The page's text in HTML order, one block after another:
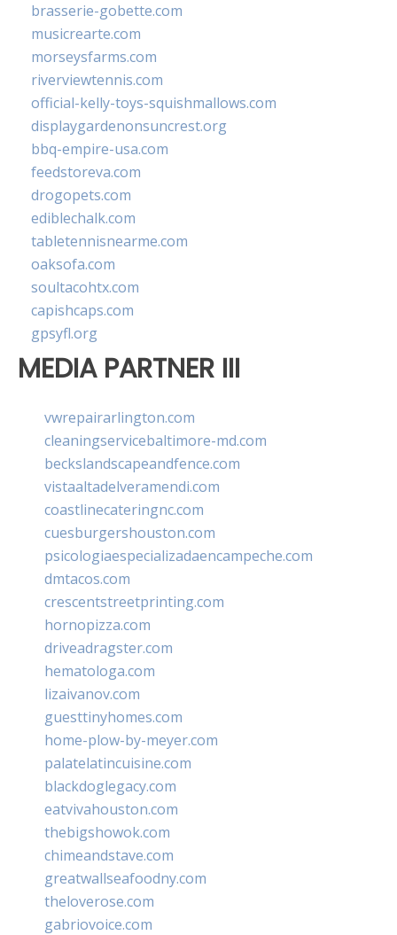
brasserie-gobette.com
musicrearte.com
morseysfarms.com
riverviewtennis.com
official-kelly-toys-squishmallows.com
displaygardenonsuncrest.org
bbq-empire-usa.com
feedstoreva.com
drogopets.com
ediblechalk.com
tabletennisnearme.com
oaksofa.com
soultacohtx.com
capishcaps.com
gpsyfl.org
MEDIA PARTNER III
vwrepairarlington.com
cleaningservicebaltimore-md.com
beckslandscapeandfence.com
vistaaltadelveramendi.com
coastlinecateringnc.com
cuesburgershouston.com
psicologiaespecializadaencampeche.com
dmtacos.com
crescentstreetprinting.com
hornopizza.com
driveadragster.com
hematologa.com
lizaivanov.com
guesttinyhomes.com
home-plow-by-meyer.com
palatelatincuisine.com
blackdoglegacy.com
eatvivahouston.com
thebigshowok.com
chimeandstave.com
greatwallseafoodny.com
theloverose.com
gabriovoice.com